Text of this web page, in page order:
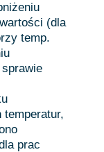
(dla
temp.
prac